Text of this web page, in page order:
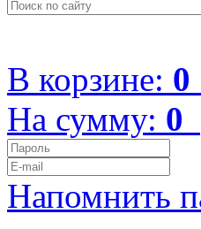
В корзине: 0
На сумму: 0
Напомнить